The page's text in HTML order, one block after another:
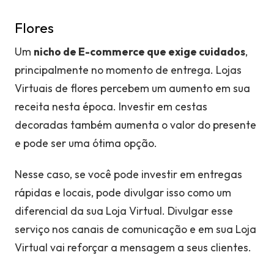
Flores
Um nicho de E-commerce que exige cuidados,
principalmente no momento de entrega. Lojas
Virtuais de flores percebem um aumento em sua
receita nesta época. Investir em cestas
decoradas também aumenta o valor do presente
e pode ser uma ótima opção.
Nesse caso, se você pode investir em entregas
rápidas e locais, pode divulgar isso como um
diferencial da sua Loja Virtual. Divulgar esse
serviço nos canais de comunicação e em sua Loja
Virtual vai reforçar a mensagem a seus clientes.